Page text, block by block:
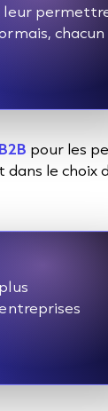
leur
chacun
pour les
le choix